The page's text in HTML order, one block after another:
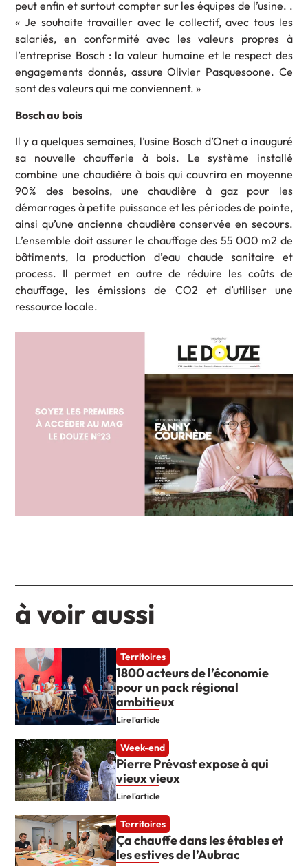
peut enfin et surtout compter sur les équipes de l’usine. .
« Je souhaite travailler avec le collectif, avec tous les
salariés, en conformité avec les valeurs propres à
l’entreprise Bosch : la valeur humaine et le respect des
engagements donnés, assure Olivier Pasquesoone. Ce
sont des valeurs qui me conviennent. »
Bosch au bois
Il y a quelques semaines, l’usine Bosch d’Onet a inauguré
sa nouvelle chaufferie à bois. Le système installé
combine une chaudière à bois qui couvrira en moyenne
90% des besoins, une chaudière à gaz pour les
démarrages à petite puissance et les périodes de pointe,
ainsi qu’une ancienne chaudière conservée en secours.
L’ensemble doit assurer le chauffage des 55 000 m2 de
bâtiments, la production d’eau chaude sanitaire et
process. Il permet en outre de réduire les coûts de
chauffage, les émissions de CO2 et d’utiliser une
ressource locale.
à voir aussi
Territoires
1800 acteurs de l’économie
pour un pack régional
ambitieux
Lire l'article
Week-end
Pierre Prévost expose à qui
vieux vieux
Lire l'article
Territoires
Ça chauffe dans les étables et
les estives de l’Aubrac